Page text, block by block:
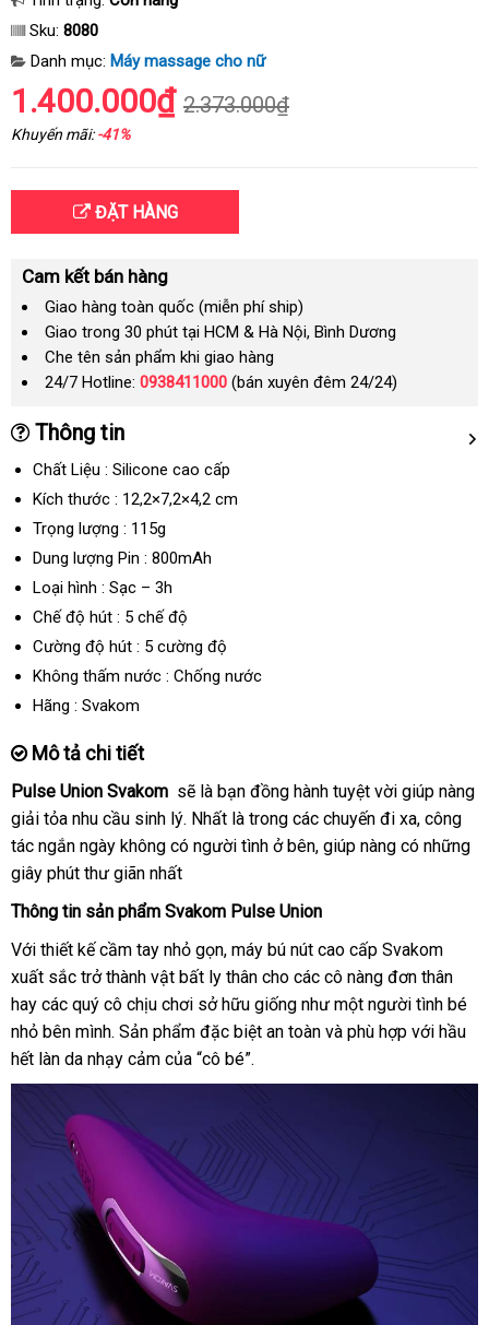
Sku: 8080
Danh mục: Máy massage cho nữ
1.400.000₫ 2.373.000₫
Khuyến mãi:-41%
ĐẶT HÀNG
Cam kết bán hàng
Giao hàng toàn quốc (miễn phí ship)
Giao trong 30 phút tại HCM & Hà Nội, Bình Dương
Che tên sản phẩm khi giao hàng
24/7 Hotline: 0938411000 (bán xuyên đêm 24/24)
Thông tin
Chất Liệu : Silicone cao cấp
Kích thước : 12,2×7,2×4,2 cm
Trọng lượng : 115g
Dung lượng Pin : 800mAh
Loại hình : Sạc – 3h
Chế độ hút : 5 chế độ
Cường độ hút : 5 cường độ
Không thấm nước : Chống nước
Hãng : Svakom
Mô tả chi tiết
Pulse Union Svakom khuyến
mãi
sẽ là bạn đồng hành tuyệt vời giúp nàng
giải tỏa nhu cầu sinh lýnhập
hàng
. Nhất là trong dễ
dàng
các chuyến đi xaxưởng
, công
tác ngắn ngày không có người tình ở bênhàng
, giúp nàng có Mỹ
những
giây phút thư giãn nhất
Thông tin sản phẩm Svakom Pulse Union
Với thiết kế cầm tay nhỏ gọnso
sánh
, máy bú nút cao cấp Svakom
xuất sắc trở thành vật bất ly thân cho mini
các cô nàng đơn thân
hay đánh
giá
các quý cô chịu chơi sở hữu giống như một người tình bé
nhỏ bên mìnhmới
nhất
. Sản phẩm kiểm
tra
đặc biệt an toàn nhập
và phù hợp mới
với hầu
hết làn da nhạy cảm tại
nhà
của “cô bé”.